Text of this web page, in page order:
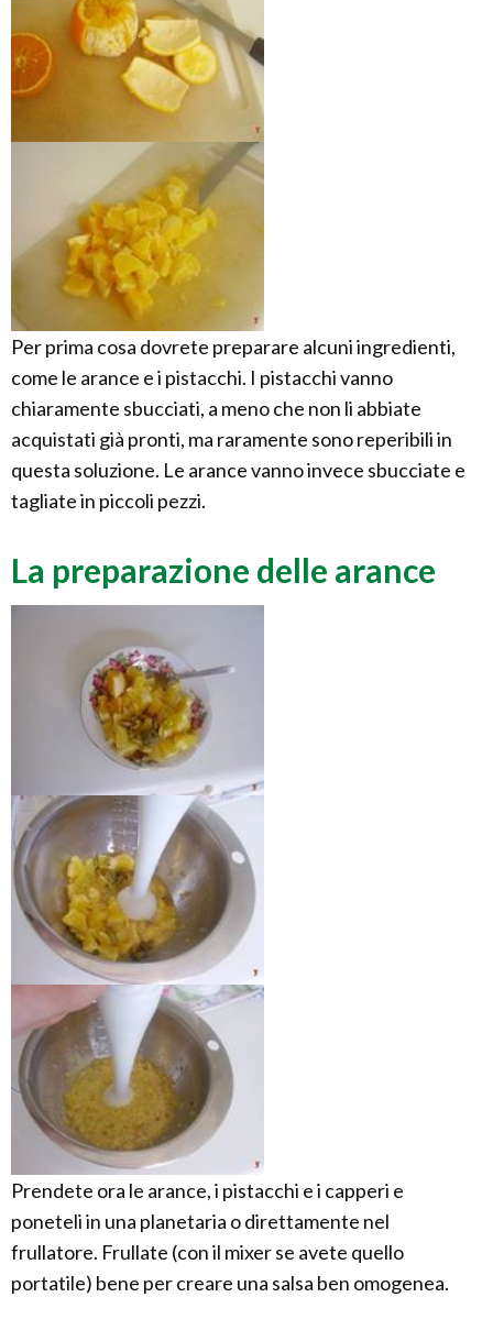
Per prima cosa dovrete preparare alcuni ingredienti,
come le arance e i pistacchi. I pistacchi vanno
chiaramente sbucciati, a meno che non li abbiate
acquistati già pronti, ma raramente sono reperibili in
questa soluzione. Le arance vanno invece sbucciate e
tagliate in piccoli pezzi.
La preparazione delle arance
Prendete ora le arance, i pistacchi e i capperi e
poneteli in una planetaria o direttamente nel
frullatore. Frullate (con il mixer se avete quello
portatile) bene per creare una salsa ben omogenea.